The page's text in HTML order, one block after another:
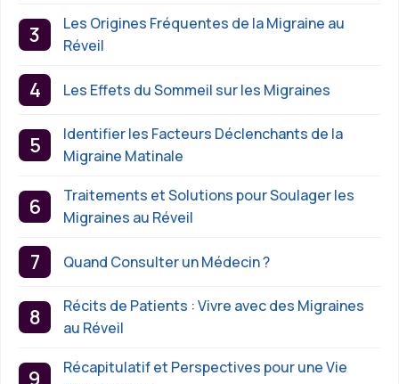
Les Origines Fréquentes de la Migraine au
Réveil
Les Effets du Sommeil sur les Migraines
Identifier les Facteurs Déclenchants de la
Migraine Matinale
Traitements et Solutions pour Soulager les
Migraines au Réveil
Quand Consulter un Médecin ?
Récits de Patients : Vivre avec des Migraines
au Réveil
Récapitulatif et Perspectives pour une Vie